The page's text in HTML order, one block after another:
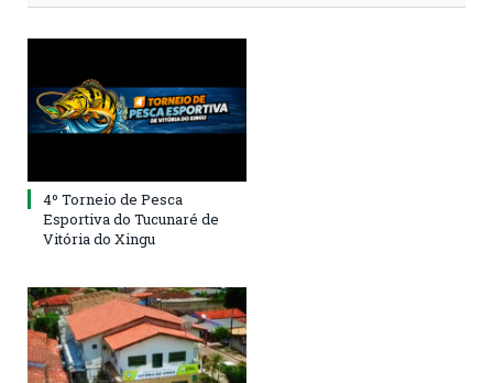
4º Torneio de Pesca
Esportiva do Tucunaré de
Vitória do Xingu